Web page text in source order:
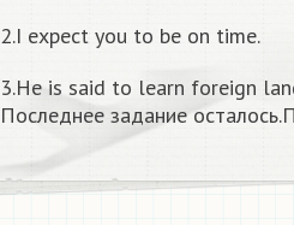
2.I expect you to be on time.
3.He is said to learn foreign
Последнее задание